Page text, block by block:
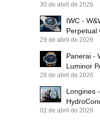
30 de abril de 2026
IWC -
Perpetual
29 de abril de 2026
Panerai -
Luminor
28 de abril de 2026
Longines
02 de abril de 2026